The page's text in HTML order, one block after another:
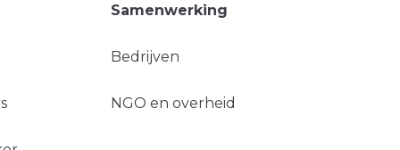
Samenwerking
Bedrijven
NGO en overheid